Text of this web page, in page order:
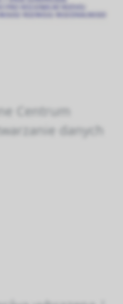
Centrum
danych